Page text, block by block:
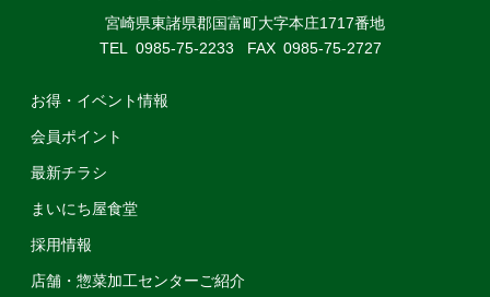
宮崎県東諸県郡国富町大字本庄1717番地
TEL
0985-75-2233 FAX 0985-75-2727
お得・イベント情報
会員ポイント
最新チラシ
まいにち屋食堂
採用情報
店舗・惣菜加工センターご紹介